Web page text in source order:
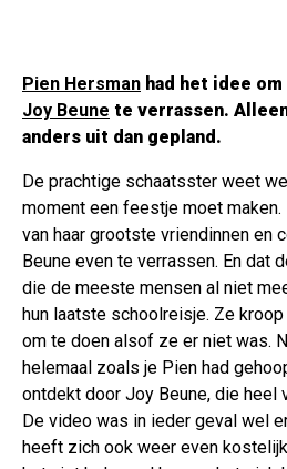
Pien Hersman had het idee
Joy Beune te verrassen.
anders uit dan gepland.
De prachtige schaatsster weet
moment een feestje moet
van haar grootste vriendinnen en
Beune even te verrassen. En dat
die de meeste mensen al niet
hun laatste schoolreisje. Ze
om te doen alsof ze er niet was.
helemaal zoals je Pien had
ontdekt door Joy Beune, die heel
De video was in ieder geval wel
heeft zich ook weer even